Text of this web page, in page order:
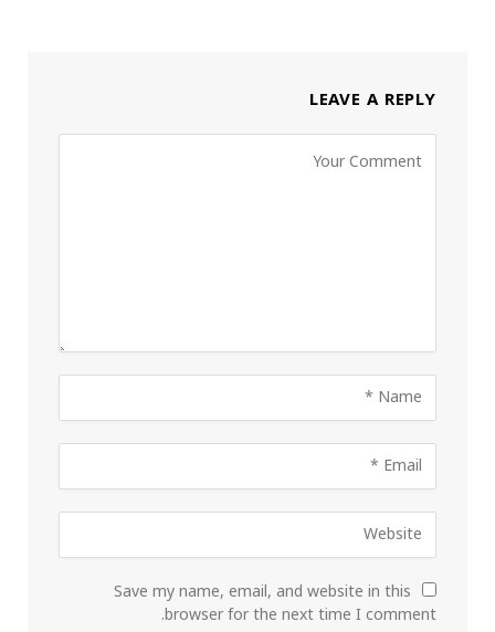
LEAVE A REPLY
Save my name, email, and website in this
browser for the next time I comment.